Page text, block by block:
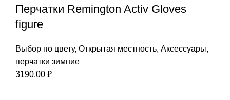
Перчатки Remington Activ Gloves
figure
Выбор по цвету, Открытая местность, Аксессуары,
перчатки зимние
3190,00 ₽